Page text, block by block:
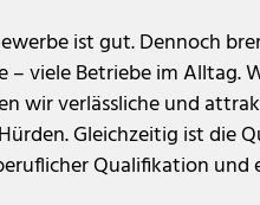
ist gut. Dennoch
viele Betriebe im Alltag.
wir verlässliche und
Gleichzeitig ist die
Qualifikation